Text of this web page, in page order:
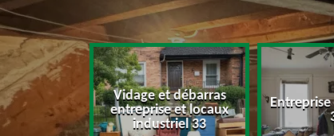
maison 33
Vidage et débarras
entreprise et locaux
industriel 33